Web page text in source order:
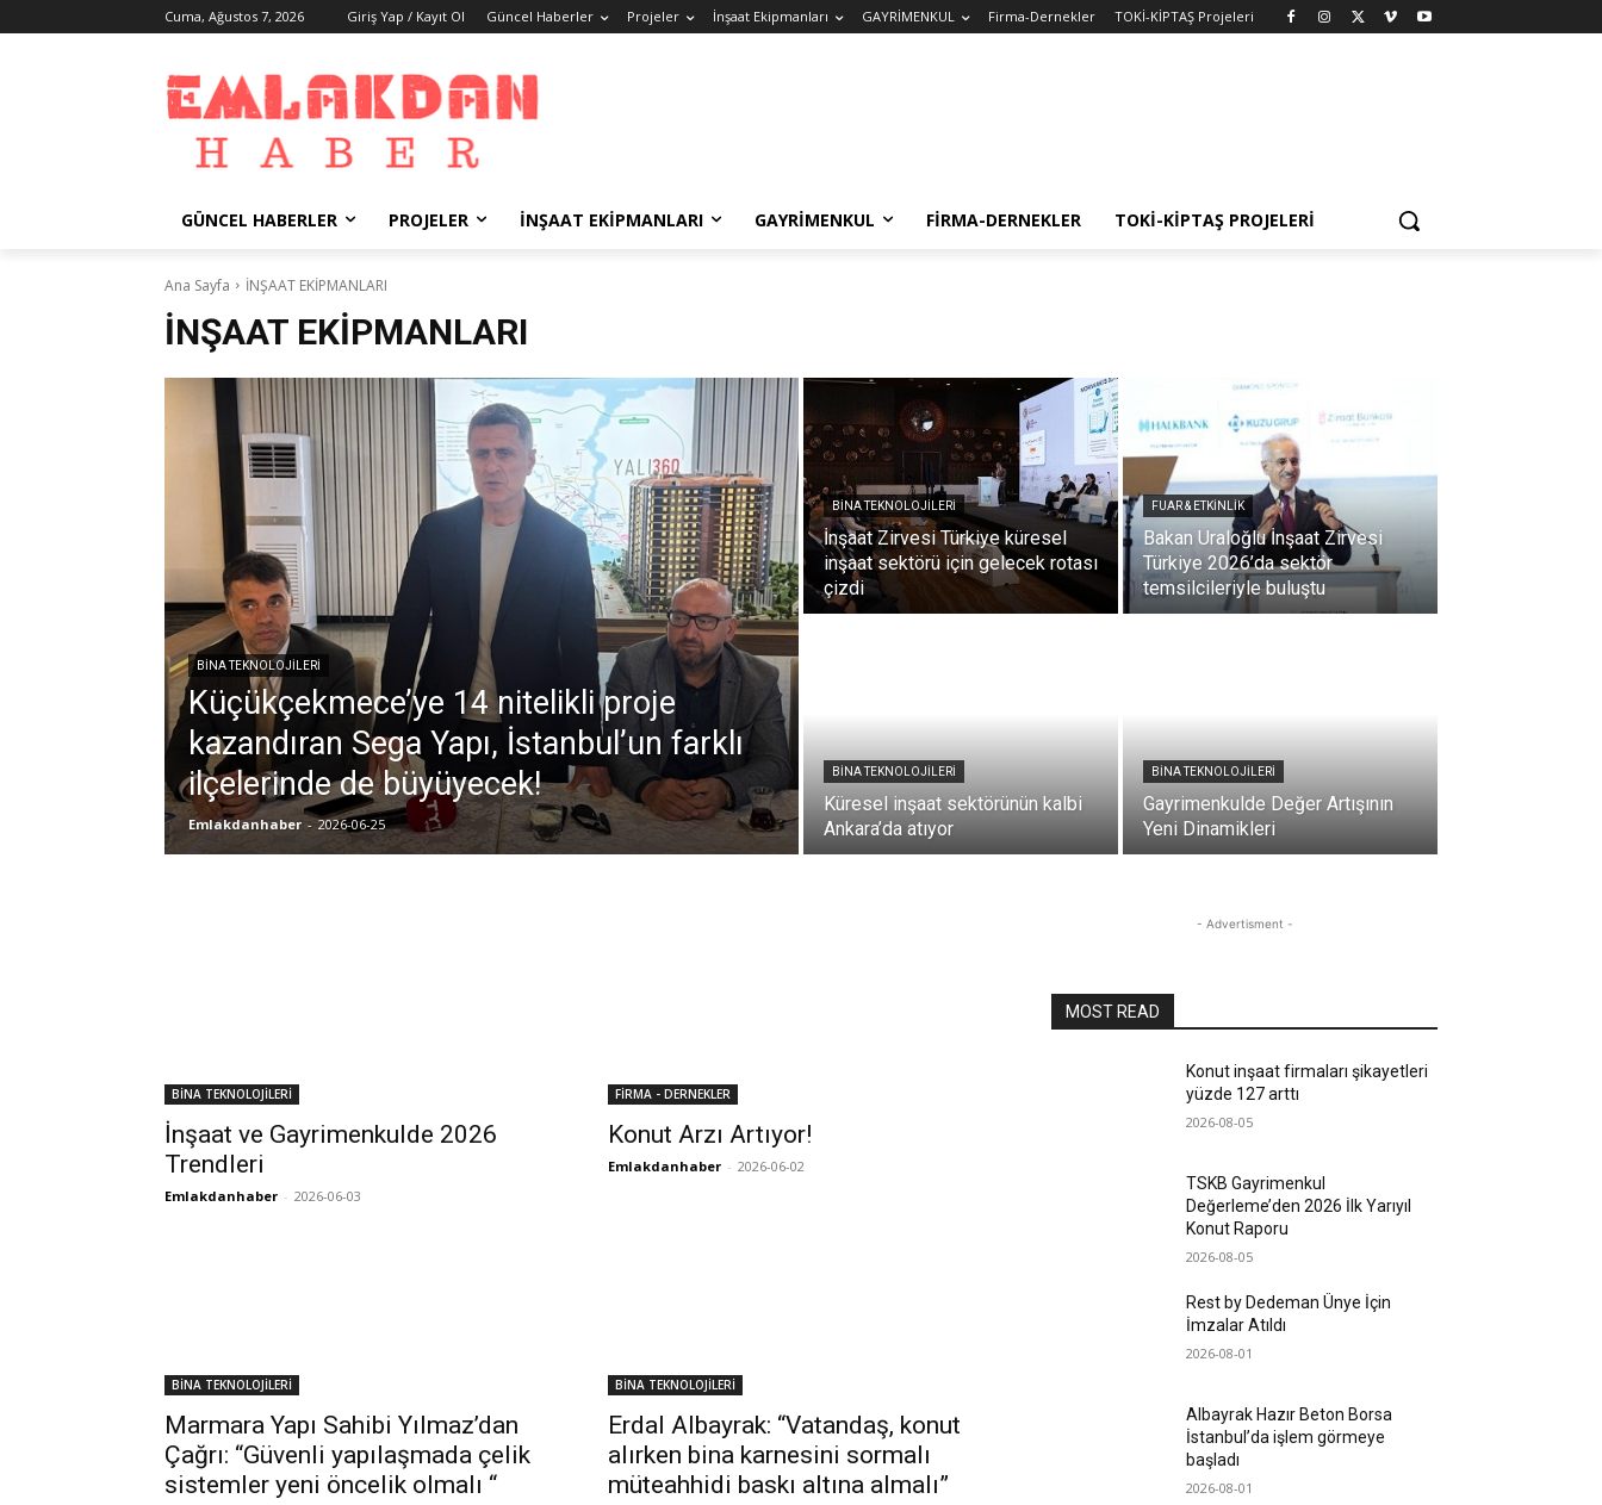
Cuma, Ağustos 7, 2026 Giriş Yap / Kayıt Ol Güncel Haberler Projeler İnşaat Ekipmanları GAYRİMENKUL Firma-Dernekler TOKİ-KİPTAŞ Projeleri
GÜNCEL HABERLER PROJELER İNŞAAT EKIPMANLARI GAYRİMENKUL FIRMA-DERNEKLER TOKİ-KİPTAŞ PROJELERI
Ana Sayfa İNŞAAT EKİPMANLARI
İNŞAAT EKİPMANLARI
BİNA TEKNOLOJİLERİ
Küçükçekmece’ye 14 nitelikli proje
kazandıran Sega Yapı, İstanbul’un farklı
ilçelerinde de büyüyecek!
Emlakdanhaber - 2026-06-25
BİNA TEKNOLOJİLERİ
İnşaat Zirvesi Türkiye küresel
inşaat sektörü için gelecek rotası
çizdi
FUAR & ETKİNLİK
Bakan Uraloğlu İnşaat Zirvesi
Türkiye 2026’da sektör
temsilcileriyle buluştu
BİNA TEKNOLOJİLERİ
Küresel inşaat sektörünün kalbi
Ankara’da atıyor
BİNA TEKNOLOJİLERİ
Gayrimenkulde Değer Artışının
Yeni Dinamikleri
BİNA TEKNOLOJİLERİ
İnşaat ve Gayrimenkulde 2026
Trendleri
Emlakdanhaber - 2026-06-03
FİRMA - DERNEKLER
Konut Arzı Artıyor!
Emlakdanhaber - 2026-06-02
BİNA TEKNOLOJİLERİ
Marmara Yapı Sahibi Yılmaz’dan
Çağrı: “Güvenli yapılaşmada çelik
sistemler yeni öncelik olmalı “
BİNA TEKNOLOJİLERİ
Erdal Albayrak: “Vatandaş, konut
alırken bina karnesini sormalı
müteahhidi baskı altına almalı”
- Advertisment -
MOST READ
Konut inşaat firmaları şikayetleri
yüzde 127 arttı
2026-08-05
TSKB Gayrimenkul
Değerleme’den 2026 İlk Yarıyıl
Konut Raporu
2026-08-05
Rest by Dedeman Ünye İçin
İmzalar Atıldı
2026-08-01
Albayrak Hazır Beton Borsa
İstanbul’da işlem görmeye
başladı
2026-08-01